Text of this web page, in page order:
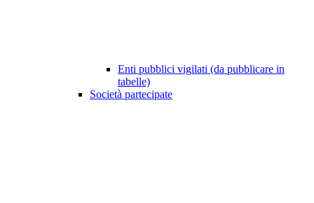
Enti pubblici vigilati (da pubblicare in
tabelle)
Società partecipate